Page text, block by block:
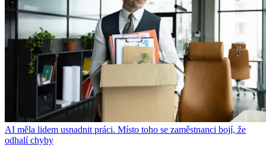
AI měla lidem usnadnit práci. Místo toho se zaměstnanci bojí, že
odhalí chyby